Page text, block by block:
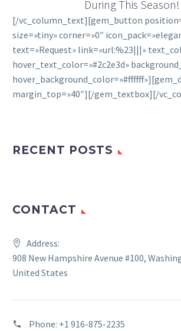
During This Season!
[/vc_column_text][gem_button
size=»tiny» corner=»0″
text=»Request» link=»url:%23|||»
hover_text_color=»#2c2e3d»
margin_top=»40″][/gem_textbox][/
RECENT POSTS
CONTACT
Address:
908 New Hampshire Avenue #100,
United States
Phone: +1 916-875-2235